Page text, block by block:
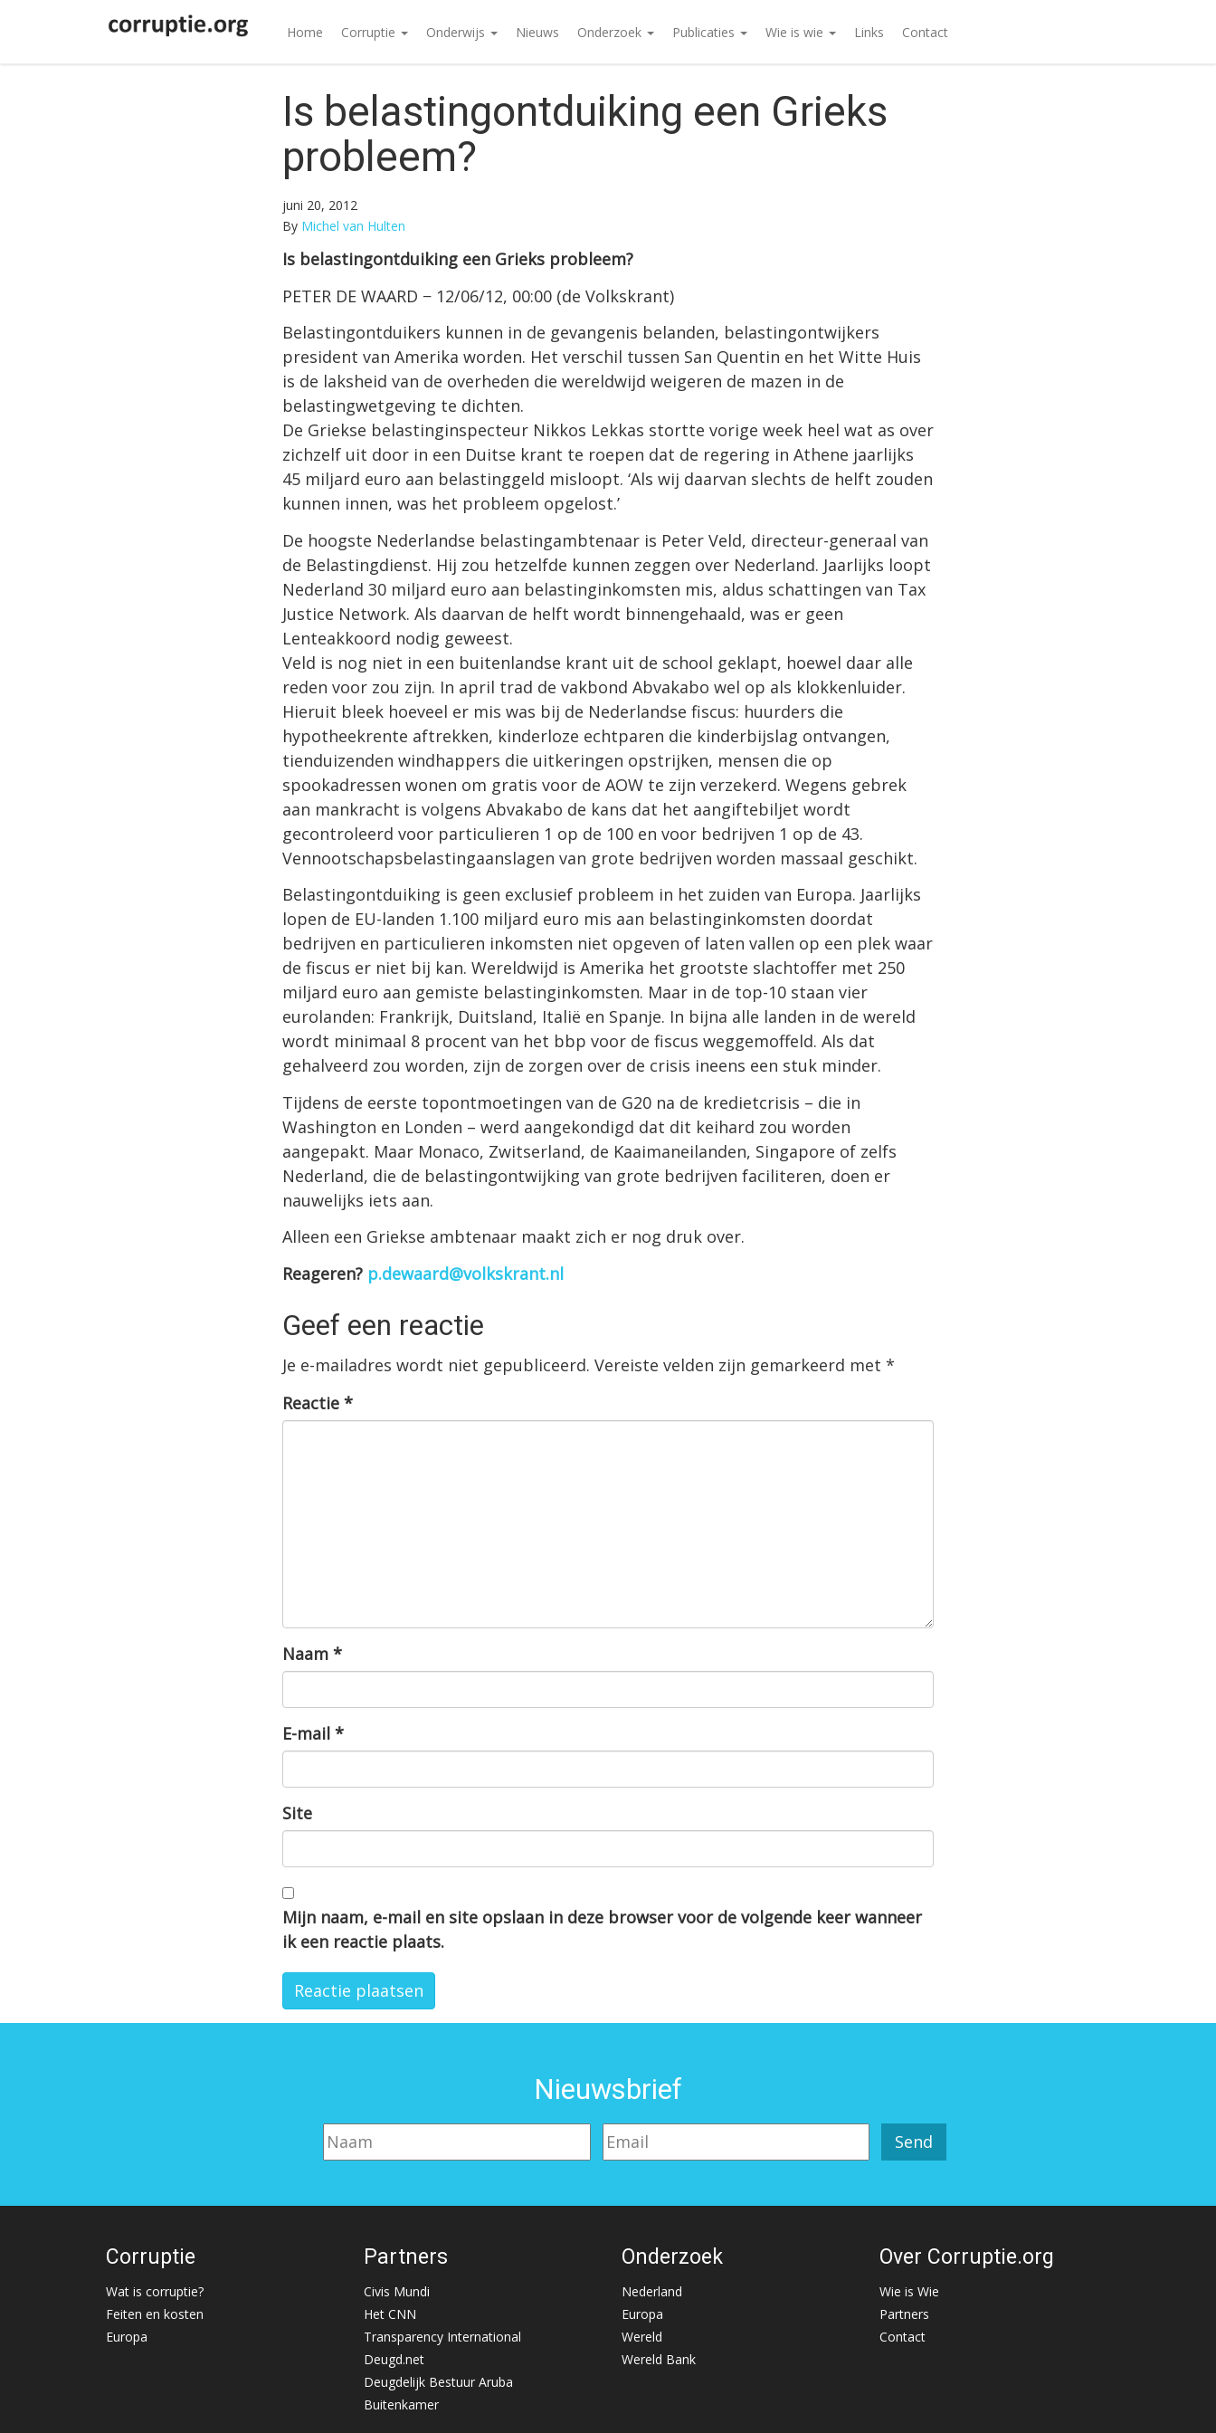
Home Corruptie Onderwijs Nieuws Onderzoek Publicaties Wie is wie Links Contact
Is belastingontduiking een Grieks
probleem?
juni 20, 2012
By Michel van Hulten
Is belastingontduiking een Grieks probleem?
PETER DE WAARD − 12/06/12, 00:00 (de Volkskrant)
Belastingontduikers kunnen in de gevangenis belanden, belastingontwijkers
president van Amerika worden. Het verschil tussen San Quentin en het Witte Huis
is de laksheid van de overheden die wereldwijd weigeren de mazen in de
belastingwetgeving te dichten.
De Griekse belastinginspecteur Nikkos Lekkas stortte vorige week heel wat as over
zichzelf uit door in een Duitse krant te roepen dat de regering in Athene jaarlijks
45 miljard euro aan belastinggeld misloopt. ‘Als wij daarvan slechts de helft zouden
kunnen innen, was het probleem opgelost.’
De hoogste Nederlandse belastingambtenaar is Peter Veld, directeur-generaal van
de Belastingdienst. Hij zou hetzelfde kunnen zeggen over Nederland. Jaarlijks loopt
Nederland 30 miljard euro aan belastinginkomsten mis, aldus schattingen van Tax
Justice Network. Als daarvan de helft wordt binnengehaald, was er geen
Lenteakkoord nodig geweest.
Veld is nog niet in een buitenlandse krant uit de school geklapt, hoewel daar alle
reden voor zou zijn. In april trad de vakbond Abvakabo wel op als klokkenluider.
Hieruit bleek hoeveel er mis was bij de Nederlandse fiscus: huurders die
hypotheekrente aftrekken, kinderloze echtparen die kinderbijslag ontvangen,
tienduizenden windhappers die uitkeringen opstrijken, mensen die op
spookadressen wonen om gratis voor de AOW te zijn verzekerd. Wegens gebrek
aan mankracht is volgens Abvakabo de kans dat het aangiftebiljet wordt
gecontroleerd voor particulieren 1 op de 100 en voor bedrijven 1 op de 43.
Vennootschapsbelastingaanslagen van grote bedrijven worden massaal geschikt.
Belastingontduiking is geen exclusief probleem in het zuiden van Europa. Jaarlijks
lopen de EU-landen 1.100 miljard euro mis aan belastinginkomsten doordat
bedrijven en particulieren inkomsten niet opgeven of laten vallen op een plek waar
de fiscus er niet bij kan. Wereldwijd is Amerika het grootste slachtoffer met 250
miljard euro aan gemiste belastinginkomsten. Maar in de top-10 staan vier
eurolanden: Frankrijk, Duitsland, Italië en Spanje. In bijna alle landen in de wereld
wordt minimaal 8 procent van het bbp voor de fiscus weggemoffeld. Als dat
gehalveerd zou worden, zijn de zorgen over de crisis ineens een stuk minder.
Tijdens de eerste topontmoetingen van de G20 na de kredietcrisis – die in
Washington en Londen – werd aangekondigd dat dit keihard zou worden
aangepakt. Maar Monaco, Zwitserland, de Kaaimaneilanden, Singapore of zelfs
Nederland, die de belastingontwijking van grote bedrijven faciliteren, doen er
nauwelijks iets aan.
Alleen een Griekse ambtenaar maakt zich er nog druk over.
Reageren? p.dewaard@volkskrant.nl
Geef een reactie
Je e-mailadres wordt niet gepubliceerd. Vereiste velden zijn gemarkeerd met *
Reactie *
Naam *
E-mail *
Site
Mijn naam, e-mail en site opslaan in deze browser voor de volgende keer wanneer
ik een reactie plaats.
Nieuwsbrief
Corruptie
Wat is corruptie?
Feiten en kosten
Europa
Partners
Civis Mundi
Het CNN
Transparency International
Deugd.net
Deugdelijk Bestuur Aruba
Buitenkamer
Onderzoek
Nederland
Europa
Wereld
Wereld Bank
Over Corruptie.org
Wie is Wie
Partners
Contact